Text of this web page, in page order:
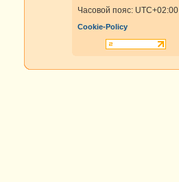
Часовой пояс: UTC+02:00
Cookie-Policy